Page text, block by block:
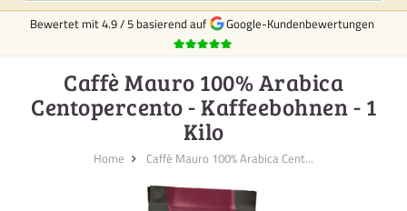
Bewertet mit4.9/5 basierend auf Google-Kundenbewertungen
Caffè Mauro 100% Arabica
Centopercento - Kaffeebohnen - 1
Kilo
Home Caffè Mauro 100% Arabica Cent...